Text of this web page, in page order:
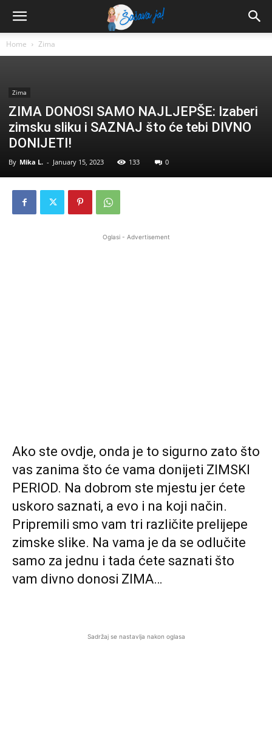
Home Zima
Zima
ZIMA DONOSI SAMO NAJLJEPŠE: Izaberi
zimsku sliku i SAZNAJ što će tebi DIVNO
DONIJETI!
By Mika L. - January 15, 2023 133 0
Oglasi - Advertisement
Ako ste ovdje, onda je to sigurno zato što
vas zanima što će vama donijeti ZIMSKI
PERIOD. Na dobrom ste mjestu jer ćete
uskoro saznati, a evo i na koji način.
Pripremili smo vam tri različite prelijepe
zimske slike. Na vama je da se odlučite
samo za jednu i tada ćete saznati što
vam divno donosi ZIMA…
Sadržaj se nastavlja nakon oglasa